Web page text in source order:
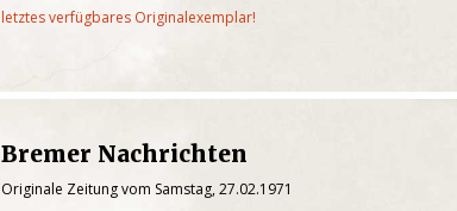
letztes verfügbares Originalexemplar!
Bremer Nachrichten
Originale Zeitung vom Samstag, 27.02.1971